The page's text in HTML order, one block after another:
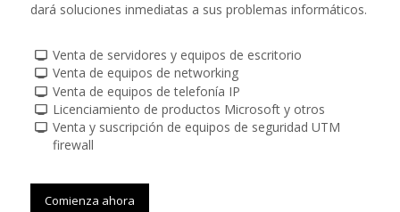
dará soluciones inmediatas a sus problemas informáticos.
Venta de servidores y equipos de escritorio
Venta de equipos de networking
Venta de equipos de telefonía IP
Licenciamiento de productos Microsoft y otros
Venta y suscripción de equipos de seguridad UTM
firewall
Comienza ahora